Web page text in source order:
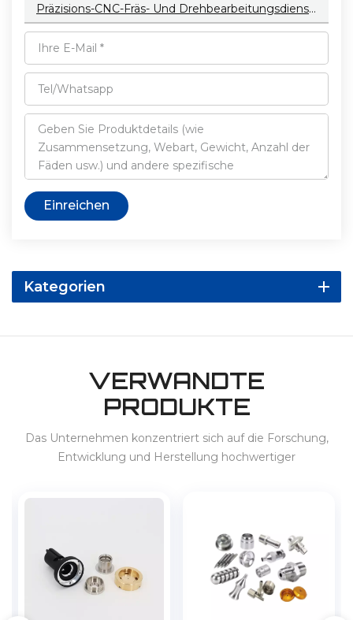
Präzisions-CNC-Fräs- Und Drehbearbeitungsdienste Aus Eloxiertem Aluminium, Kundenspezifische CNC-Bearbeitungsteile Aus Messing, Metalllegierungen Und Edelstahl
Einreichen
Kategorien
VERWANDTE
PRODUKTE
Das Unternehmen konzentriert sich auf die Forschung,
Entwicklung und Herstellung hochwertiger